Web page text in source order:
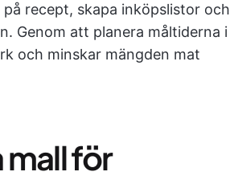
recept, skapa inköpslistor och
Genom att planera måltiderna i
och minskar mängden mat
för